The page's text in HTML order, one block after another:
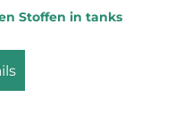
Stoffen in tanks